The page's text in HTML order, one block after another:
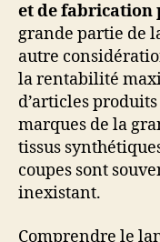
et de fabrication
grande partie de
autre
la rentabilité
d’articles
marques de la
tissus
coupes sont
inexistant.
Comprendre le